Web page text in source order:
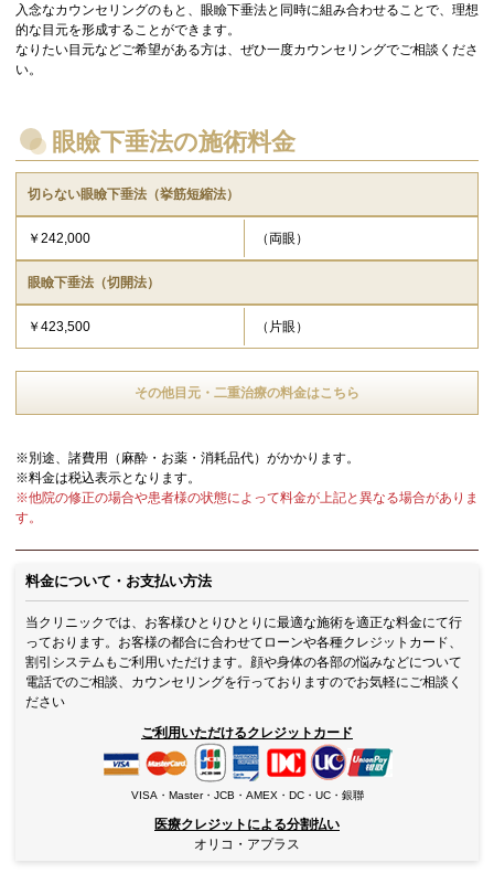
入念なカウンセリングのもと、眼瞼下垂法と同時に組み合わせることで、理想
的な目元を形成することができます。
なりたい目元などご希望がある方は、ぜひ一度カウンセリングでご相談くださ
い。
眼瞼下垂法の施術料金
切らない眼瞼下垂法（挙筋短縮法）
￥242,000 （両眼）
眼瞼下垂法（切開法）
￥423,500 （片眼）
その他目元・二重治療の料金はこちら
※別途、諸費用（麻酔・お薬・消耗品代）がかかります。
※料金は税込表示となります。
※他院の修正の場合や患者様の状態によって料金が上記と異なる場合がありま
す。
料金について・お支払い方法
当クリニックでは、お客様ひとりひとりに最適な施術を適正な料金にて行
っております。お客様の都合に合わせてローンや各種クレジットカード、
割引システムもご利用いただけます。顔や身体の各部の悩みなどについて
電話でのご相談、カウンセリングを行っておりますのでお気軽にご相談く
ださい
ご利用いただけるクレジットカード
VISA・Master・JCB・AMEX・DC・UC・銀聯
医療クレジットによる分割払い
オリコ・アプラス